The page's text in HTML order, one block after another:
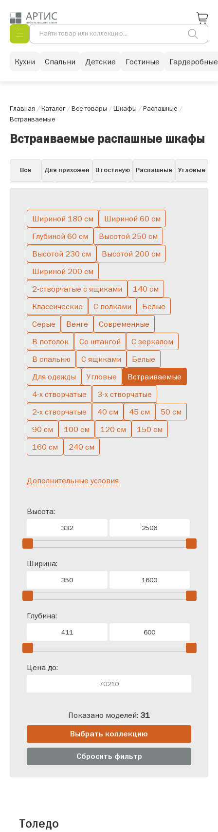
Кухни Спальни Детские Гостиные Гардеробные
Главная /Каталог/Все товары /Шкафы /Распашные /
Встраиваемые
Встраиваемые распашные шкафы
Все Для прихожей В гостиную Распашные Угловые
Витрины Пеналы Белые в гостиную Горки
С зеркалом С ящиками Низкие Буфет Узкие
С подсветкой Скандинавские
Полуоткрытые Большие Двухстворчатые
Однодверные Со штангой
Шириной 180 см
Шириной 60 см
Глубиной 60 см
Высотой 250 см
Высотой 230 см
Высотой 200 см
Шириной 200 см
2-створчатые с ящиками
140 см
Классические
С полками
Белые
Серые
Венге
Современные
В потолок
Со штангой
С зеркалом
В спальню
С ящиками
Белые
Для одежды
Угловые
Встраиваемые
4-х створчатые
3-х створчатые
2-х створчатые
40 см 45 см
50 см
90 см
100 см 120 см
150 см
160 см
240 см
Дополнительные условия
Высота:
Ширина:
Глубина:
Цена до:
Показано моделей: 31
Сбросить фильтр
Выбрать коллекцию
Толедо